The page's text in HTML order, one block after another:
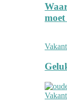
moet